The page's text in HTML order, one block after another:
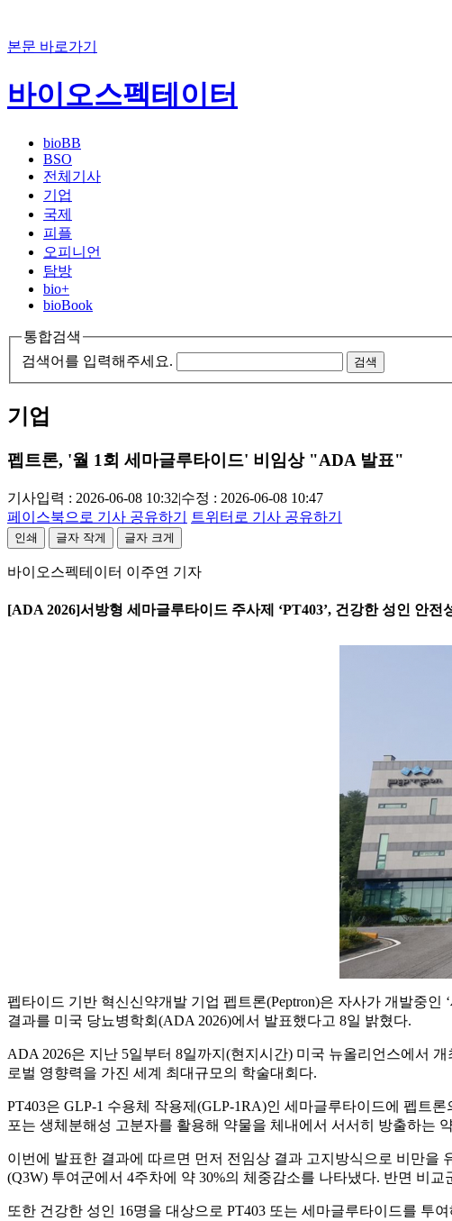
본문 바로가기
바이오스펙테이터
bioBB
BSO
전체기사
기업
국제
피플
오피니언
탐방
bio+
bioBook
통합검색
검색어를 입력해주세요.
검색
기업
펩트론, '월 1회 세마글루타이드' 비임상 "ADA 발표"
기사입력 : 2026-06-08 10:32|수정 : 2026-06-08 10:47
페이스북으로 기사 공유하기
트위터로 기사 공유하기
인쇄 글자 작게 글자 크게
바이오스펙테이터 이주연 기자
[ADA 2026]서방형 세마글루타이드 주사제 ‘PT403’, 건강한 성인 안전
펩타이드 기반 혁신신약개발 기업 펩트론(Peptron)은 자사가 개발중인
결과를 미국 당뇨병학회(ADA 2026)에서 발표했다고 8일 밝혔다.
ADA 2026은 지난 5일부터 8일까지(현지시간) 미국 뉴올리언스에서
로벌 영향력을 가진 세계 최대규모의 학술대회다.
PT403은 GLP-1 수용체 작용제(GLP-1RA)인 세마글루타이드에 펩트
포는 생체분해성 고분자를 활용해 약물을 체내에서 서서히 방출하는
이번에 발표한 결과에 따르면 먼저 전임상 결과 고지방식으로 비만을
(Q3W) 투여군에서 4주차에 약 30%의 체중감소를 나타냈다. 반면 비
또한 건강한 성인 16명을 대상으로 PT403 또는 세마글루타이드를 투